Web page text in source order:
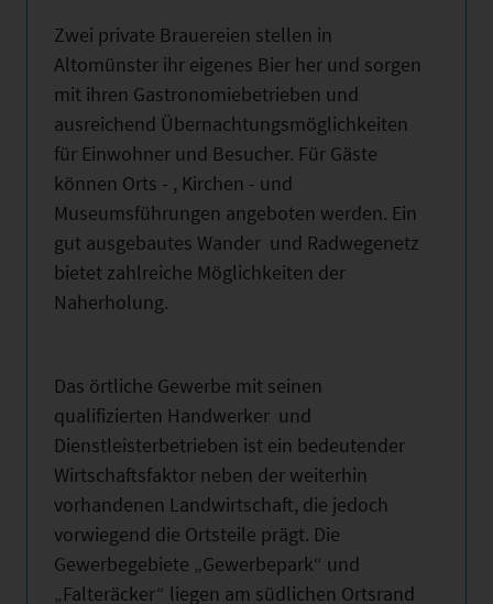
Zwei private Brauereien stellen in
Altomünster ihr eigenes Bier her und sorgen
mit ihren Gastronomiebetrieben und
ausreichend Übernachtungsmöglichkeiten
für Einwohner und Besucher. Für Gäste
können Orts - , Kirchen - und
Museumsführungen angeboten werden. Ein
gut ausgebautes Wander und Radwegenetz
bietet zahlreiche Möglichkeiten der
Naherholung.
Das örtliche Gewerbe mit seinen
qualifizierten Handwerker und
Dienstleisterbetrieben ist ein bedeutender
Wirtschaftsfaktor neben der weiterhin
vorhandenen Landwirtschaft, die jedoch
vorwiegend die Ortsteile prägt. Die
Gewerbegebiete „Gewerbepark“ und
„Falteräcker“ liegen am südlichen Ortsrand